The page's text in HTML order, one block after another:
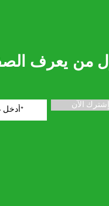
من يعرف
إشترك الآن